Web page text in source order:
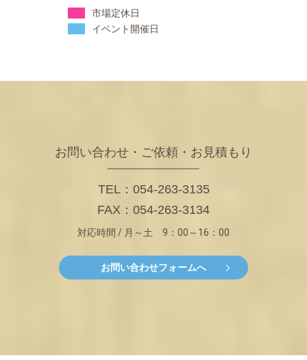
市場定休日
イベント開催日
お問い合わせ・ご依頼・お見積もり
TEL：054-263-3135
FAX：054-263-3134
対応時間 / 月～土 9：00～16：00
お問い合わせフォームへ